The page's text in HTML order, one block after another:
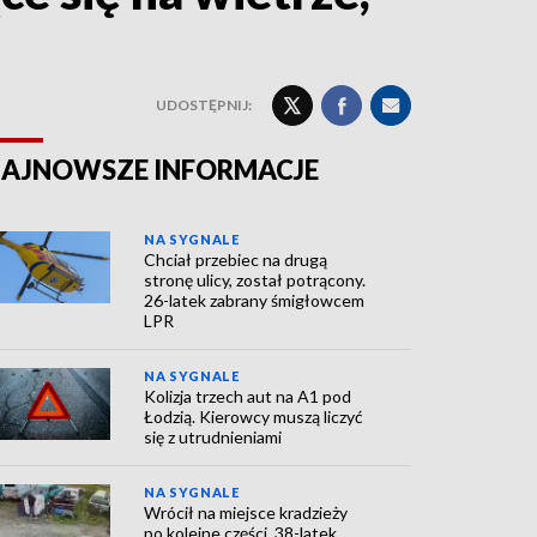
UDOSTĘPNIJ:
INFORMACJE
NA SYGNALE
Chciał przebiec na drugą
stronę ulicy, został potrącony.
26-latek zabrany śmigłowcem
LPR
NA SYGNALE
Kolizja trzech aut na A1 pod
Łodzią. Kierowcy muszą liczyć
się z utrudnieniami
NA SYGNALE
Wrócił na miejsce kradzieży
po kolejne części. 38-latek